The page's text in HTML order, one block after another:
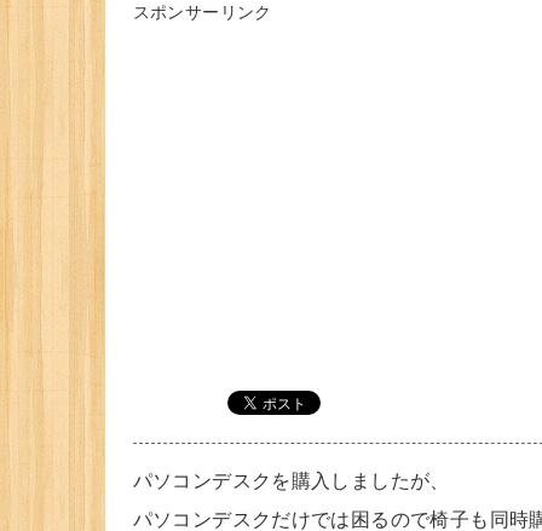
スポンサーリンク
パソコンデスクを購入しましたが、
パソコンデスクだけでは困るので椅子も同時